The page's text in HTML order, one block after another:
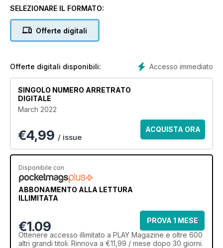
Everything you can expect, and what we hope to see, in the
SELEZIONARE IL FORMATO:
Offerte digitali
Accesso immediato
Offerte digitali disponibili:
SINGOLO NUMERO ARRETRATO
DIGITALE
March 2022
€4,99 / issue
ACQUISTA ORA
Disponibile con
ABBONAMENTO ALLA LETTURA
ILLIMITATA
€1.09
PROVA 1 MESE
Ottenere accesso illimitato a PLAY Magazine e oltre 600
altri grandi titoli. Rinnova a €11,99 / mese dopo 30 giorni.